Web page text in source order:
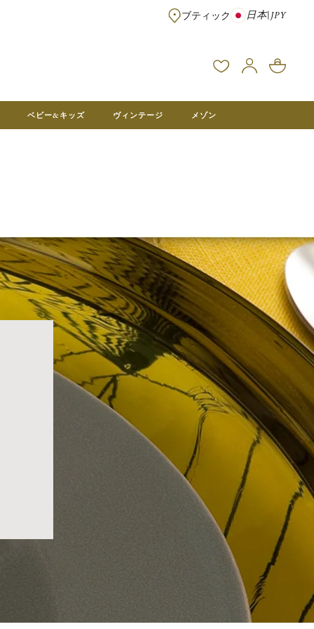
※¥100,000以上のご注文は送料無料 ※フランス本社在庫より直送。メゾ
ブティック 日本|JPY
ベビー&キッズ ヴィンテージ メゾン